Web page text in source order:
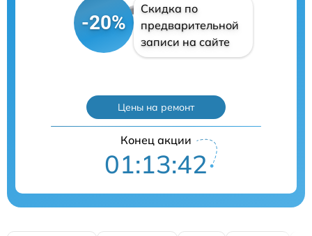
-20%
Скидка по
предварительной
записи на сайте
Цены на ремонт
Конец акции
01:13:41